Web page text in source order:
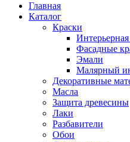
Главная
Каталог
Краски
Интерьерная
Фасадные
Эмали
Малярный
Декоративные
Масла
Защита древесины
Лаки
Разбавители
Обои